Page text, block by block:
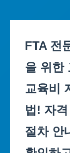
FTA 전
을 위한
교육비
법! 자
절차 안